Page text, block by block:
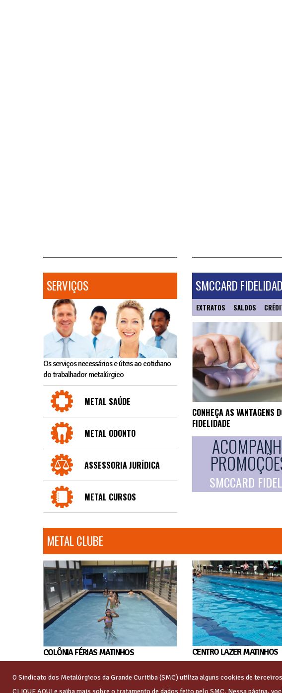
SERVIÇOS
Os serviços necessários e úteis ao cotidiano
do trabalhador metalúrgico
METAL SAÚDE
METAL ODONTO
ASSESSORIA JURÍDICA
METAL CURSOS
SMCCARD
EXTRATOS SALDOS
CONHEÇA AS VANTAGENS
FIDELIDADE
SMCCARD
METAL CLUBE
COLÔNIA FÉRIAS MATINHOS CENTRO LAZER MATINHOS
O Sindicato dos Metalúrgicos da Grande Curitiba (SMC) utiliza alguns cookies de
CLIQUE AQUIe saiba mais sobre o tratamento de dados feito pelo SMC. Nessa página,